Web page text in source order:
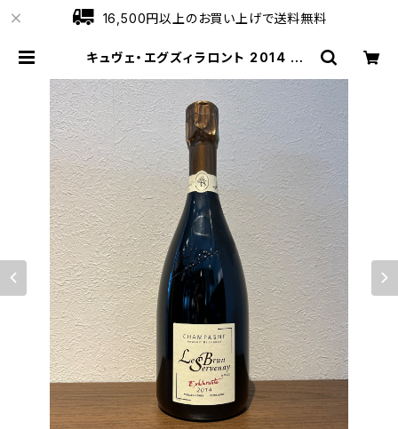
16,500円以上のお買い上げで送料無料
キュヴェ・エグズィラロント 2014 ル・
750ml | ワインショップローブ